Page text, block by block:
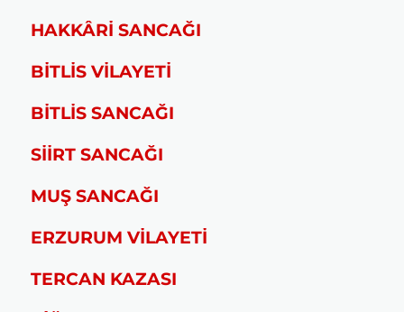
HAKKÂRİ SANCAĞI
BİTLİS VİLAYETİ
BİTLİS SANCAĞI
SİİRT SANCAĞI
MUŞ SANCAĞI
ERZURUM VİLAYETİ
TERCAN KAZASI